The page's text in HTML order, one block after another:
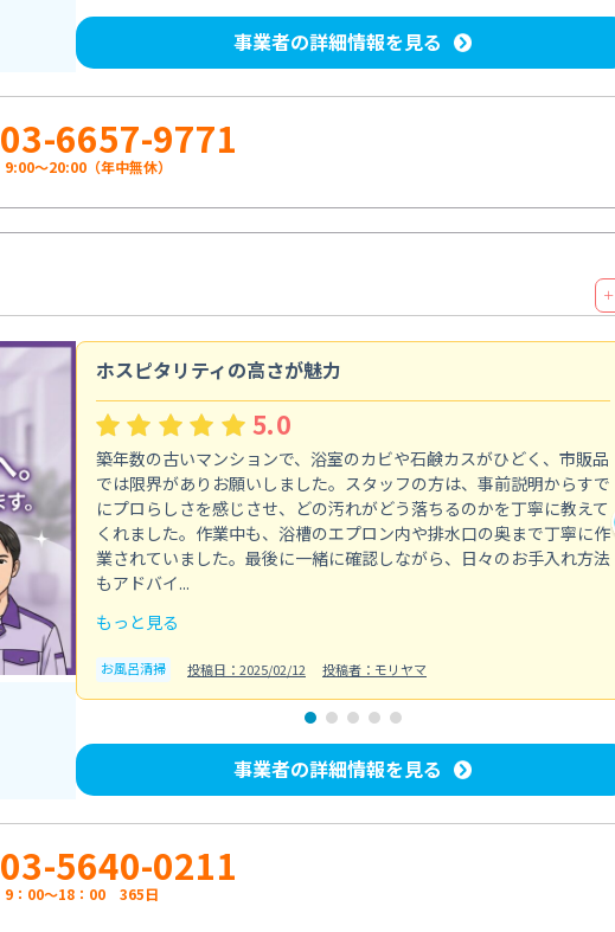
事業者の詳細情報を見る
03-6657-9771
9:00～20:00（年中無休）
＋
ホスピタリティの高さが魅力
5.0
築年数の古いマンションで、浴室のカビや石鹸カスがひどく、市販品
では限界がありお願いしました。スタッフの方は、事前説明からすで
にプロらしさを感じさせ、どの汚れがどう落ちるのかを丁寧に教えて
くれました。作業中も、浴槽のエプロン内や排水口の奥まで丁寧に作
業されていました。最後に一緒に確認しながら、日々のお手入れ方法
もアドバイ...
もっと見る
お風呂清掃 投稿日：2025/02/12 投稿者：モリヤマ
事業者の詳細情報を見る
03-5640-0211
9：00～18：00 365日